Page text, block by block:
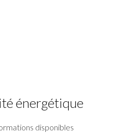
énergétique
disponibles